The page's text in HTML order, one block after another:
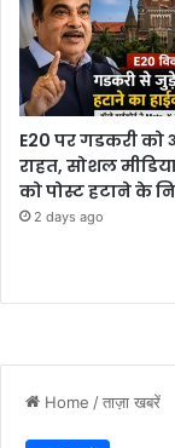
E20 पर गडकरी को
राहत, सोशल
को पोस्ट हटाने के
2 days ago